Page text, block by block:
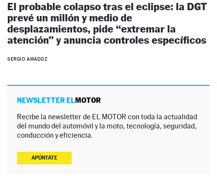
El probable colapso tras el eclipse: la DGT
prevé un millón y medio de
desplazamientos, pide “extremar la
atención” y anuncia controles específicos
SERGIO AMADOZ
NEWSLETTER ELMOTOR
Recibe la newsletter de EL MOTOR con toda la actualidad
del mundo del automóvil y la moto, tecnología, seguridad,
conducción y eficiencia.
APÚNTATE